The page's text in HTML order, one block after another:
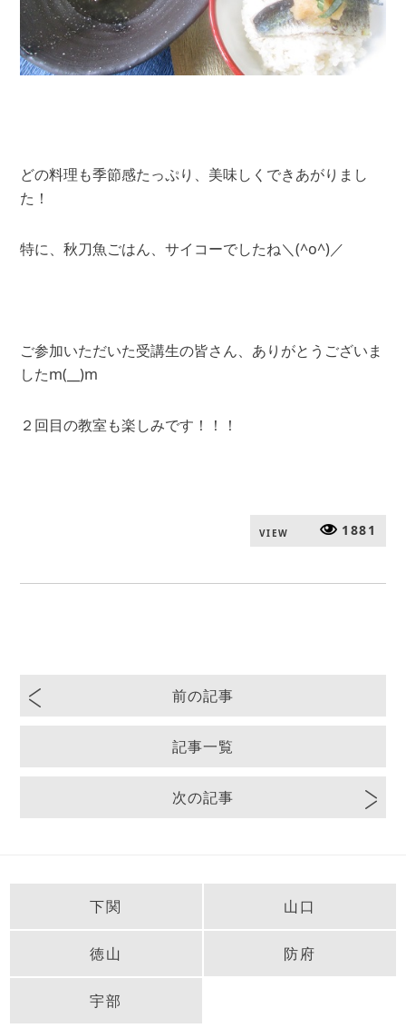
どの料理も季節感たっぷり、美味しくできあがりまし
た！
特に、秋刀魚ごはん、サイコーでしたね＼(^o^)／
ご参加いただいた受講生の皆さん、ありがとうございま
したm(__)m
２回目の教室も楽しみです！！！
VIEW 1881
前の記事
記事一覧
次の記事
下関 山口
徳山 防府
宇部